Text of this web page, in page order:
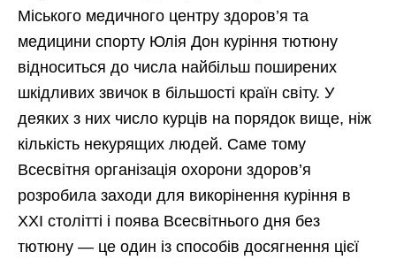
Міського медичного центру здоров’я та
медицини спорту Юлія Дон куріння тютюну
відноситься до числа найбільш поширених
шкідливих звичок в більшості країн світу. У
деяких з них число курців на порядок вище, ніж
кількість некурящих людей. Саме тому
Всесвітня організація охорони здоров’я
розробила заходи для викорінення куріння в
XXI столітті і поява Всесвітнього дня без
тютюну — це один із способів досягнення цієї